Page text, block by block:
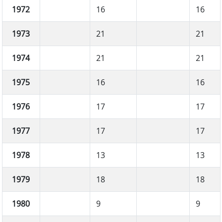
1972 16 16
1973 21 21
1974 21 21
1975 16 16
1976 17 17
1977 17 17
1978 13 13
1979 18 18
1980 9 9